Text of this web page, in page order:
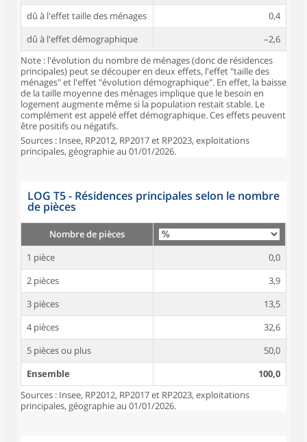
dû à l'effet taille des ménages
0,4
dû à l'effet démographique
–2,6
Note : l'évolution du nombre de ménages (donc de résidences
principales) peut se découper en deux effets, l'effet "taille des
ménages" et l'effet "évolution démographique". En effet, la baisse
de la taille moyenne des ménages implique que le besoin en
logement augmente même si la population restait stable. Le
complément est appelé effet démographique. Ces effets peuvent
être positifs ou négatifs.
Sources : Insee, RP2012, RP2017 et RP2023, exploitations
principales, géographie au 01/01/2026.
LOG T5 - Résidences principales selon le nombre
de pièces
Nombre de pièces
1 pièce
0,0
2 pièces
3,9
3 pièces
13,5
4 pièces
32,6
5 pièces ou plus
50,0
Ensemble
100,0
Sources : Insee, RP2012, RP2017 et RP2023, exploitations
principales, géographie au 01/01/2026.